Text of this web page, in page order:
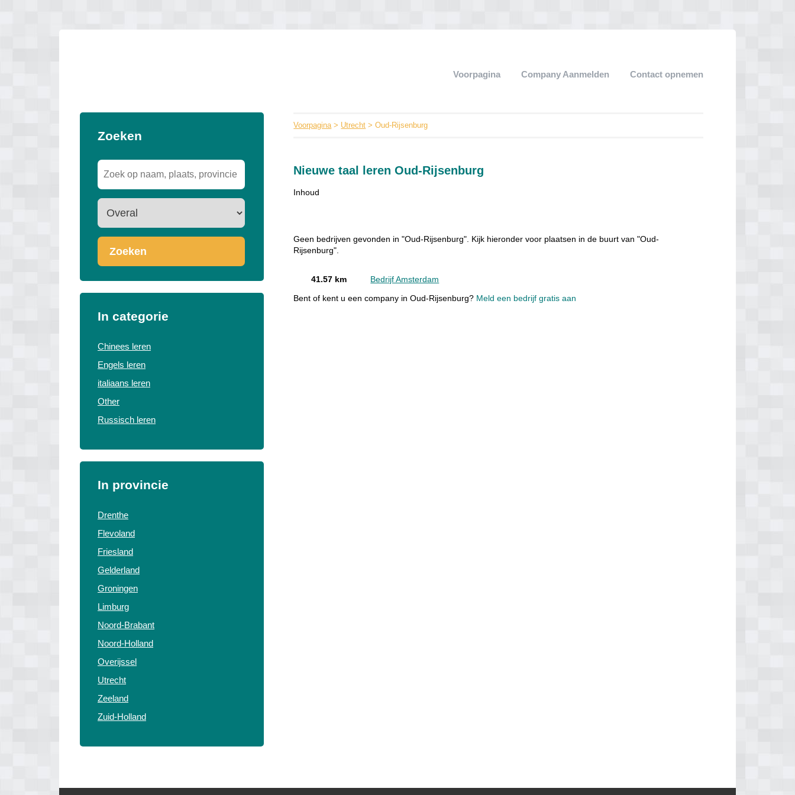
Voorpagina Company Aanmelden Contact opnemen
Zoeken
Zoeken
In categorie
Chinees leren
Engels leren
italiaans leren
Other
Russisch leren
In provincie
Drenthe
Flevoland
Friesland
Gelderland
Groningen
Limburg
Noord-Brabant
Noord-Holland
Overijssel
Utrecht
Zeeland
Zuid-Holland
Voorpagina> Utrecht > Oud-Rijsenburg
Nieuwe taal leren Oud-Rijsenburg
Inhoud
Geen bedrijven gevonden in "Oud-Rijsenburg". Kijk hieronder voor plaatsen in de buurt van "Oud-
Rijsenburg".
41.57 km Bedrijf Amsterdam
Bent of kent u een company in Oud-Rijsenburg? Meld een bedrijf gratis aan